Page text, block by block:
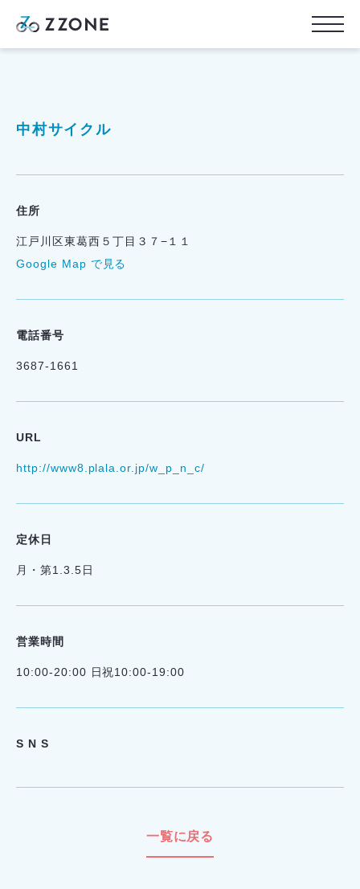
中村サイクル
住所
江戸川区東葛西５丁目３７−１１
Google Map で見る
電話番号
3687-1661
URL
http://www8.plala.or.jp/w_p_n_c/
定休日
月・第1.3.5日
営業時間
10:00-20:00 日祝10:00-19:00
S N S
一覧に戻る